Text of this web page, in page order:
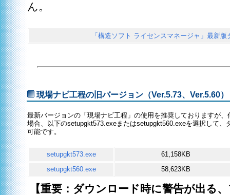
ん。
「構造ソフト ライセンスマネージャ」最新
現場ナビ工程の旧バージョン（Ver.5.73、Ver.5.60）
最新バージョンの「現場ナビ工程」の使用を推奨しておりますが
場合、以下のsetupgkt573.exeまたはsetupgkt560.exeを選択して
可能です。
setupgkt573.exe
61,158KB
setupgkt560.exe
58,623KB
【重要：ダウンロード時に警告が出る